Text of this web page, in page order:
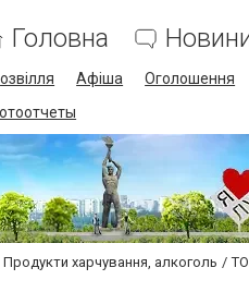
Головна
Афіша Оголошення
Продукти харчування, алкоголь